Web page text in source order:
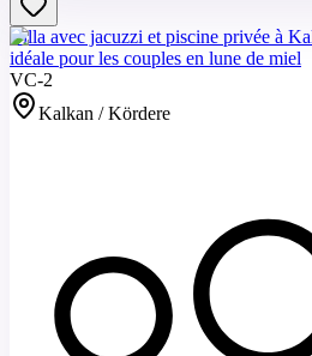
Villa avec jacuzzi et piscine privée à
idéale pour les couples en lune de miel
VC-2
Kalkan / Kördere